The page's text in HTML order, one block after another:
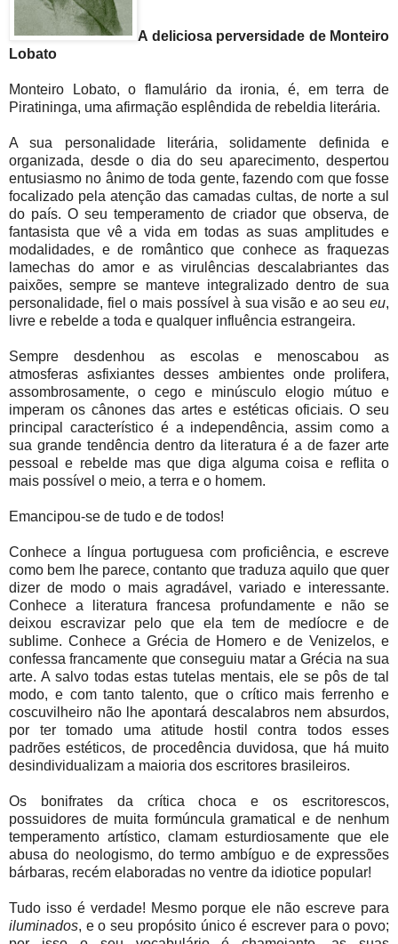
A deliciosa perversidade de Monteiro
Lobato
Monteiro Lobato, o flamulário da ironia, é, em terra de
Piratininga, uma afirmação esplêndida de rebeldia literária.
A sua personalidade literária, solidamente definida e
organizada, desde o dia do seu aparecimento, despertou
entusiasmo no ânimo de toda gente, fazendo com que fosse
focalizado pela atenção das camadas cultas, de norte a sul
do país. O seu temperamento de criador que observa, de
fantasista que vê a vida em todas as suas amplitudes e
modalidades, e de romântico que conhece as fraquezas
lamechas do amor e as virulências descalabriantes das
paixões, sempre se manteve integralizado dentro de sua
personalidade, fiel o mais possível à sua visão e ao seu eu,
livre e rebelde a toda e qualquer influência estrangeira.
Sempre desdenhou as escolas e menoscabou as
atmosferas asfixiantes desses ambientes onde prolifera,
assombrosamente, o cego e minúsculo elogio mútuo e
imperam os cânones das artes e estéticas oficiais. O seu
principal característico é a independência, assim como a
sua grande tendência dentro da literatura é a de fazer arte
pessoal e rebelde mas que diga alguma coisa e reflita o
mais possível o meio, a terra e o homem.
Emancipou-se de tudo e de todos!
Conhece a língua portuguesa com proficiência, e escreve
como bem lhe parece, contanto que traduza aquilo que quer
dizer de modo o mais agradável, variado e interessante.
Conhece a literatura francesa profundamente e não se
deixou escravizar pelo que ela tem de medíocre e de
sublime. Conhece a Grécia de Homero e de Venizelos, e
confessa francamente que conseguiu matar a Grécia na sua
arte. A salvo todas estas tutelas mentais, ele se pôs de tal
modo, e com tanto talento, que o crítico mais ferrenho e
coscuvilheiro não lhe apontará descalabros nem absurdos,
por ter tomado uma atitude hostil contra todos esses
padrões estéticos, de procedência duvidosa, que há muito
desindividualizam a maioria dos escritores brasileiros.
Os bonifrates da crítica choca e os escritorescos,
possuidores de muita formúncula gramatical e de nenhum
temperamento artístico, clamam esturdiosamente que ele
abusa do neologismo, do termo ambíguo e de expressões
bárbaras, recém elaboradas no ventre da idiotice popular!
Tudo isso é verdade! Mesmo porque ele não escreve para
iluminados, e o seu propósito único é escrever para o povo;